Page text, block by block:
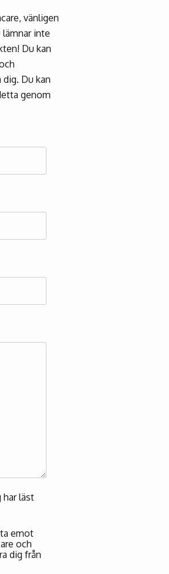
vänligen
inte
Du kan
Du kan
genom
har läst
emot
och
dig från